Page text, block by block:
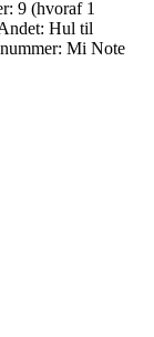
9 (hvoraf 1
Hul til
Mi Note